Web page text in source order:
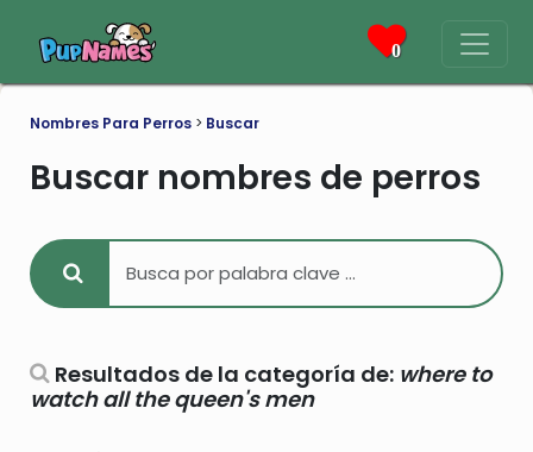
0
Nombres Para Perros > Buscar
Buscar nombres de perros
Resultados de la categoría de: where to
watch all the queen's men